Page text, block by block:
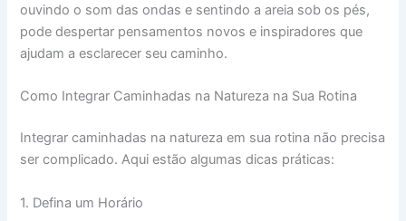
ouvindo o som das ondas e sentindo a areia sob os pés,
pode despertar pensamentos novos e inspiradores que
ajudam a esclarecer seu caminho.
Como Integrar Caminhadas na Natureza na Sua Rotina
Integrar caminhadas na natureza em sua rotina não precisa
ser complicado. Aqui estão algumas dicas práticas:
1. Defina um Horário